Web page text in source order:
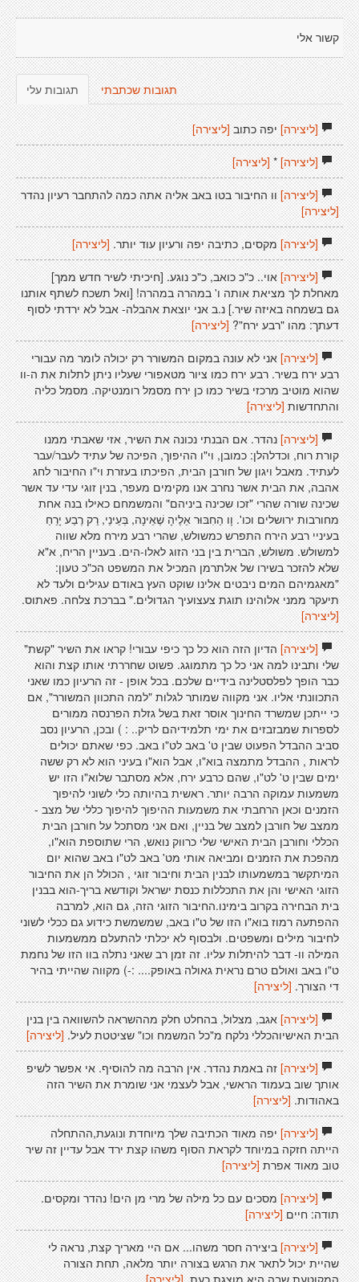
קשור אלי
תגובות עלי תגובות שכתבתי
[ליצירה]יפה כתוב [ליצירה]
[ליצירה]* [ליצירה]
[ליצירה]וו החיבור בטו באב אליה אתה כמה להתחבר רעיון נהדר
[ליצירה]
[ליצירה]מקסים, כתיבה יפה ורעיון עוד יותר.[ליצירה]
[ליצירה]אוי.. כ"כ כואב, כ"כ נוגע. [חיכיתי לשיר חדש ממך]
מאחלת לך מציאת אותה ו' במהרה במהרה! [ואל תשכח לשתף אותנו
גם בשמחה באיזה שיר.] נ.ב אני יוצאת אהבלה- אבל לא ירדתי לסוף
דעתך: מהו "רבע ירח"? [ליצירה]
[ליצירה]אני לא עונה במקום המשורר רק יכולה לומר מה עבורי
רבע ירח בשיר. רבע ירח כמו ציור מטאפורי שעליו ניתן לתלות את ה-וו
שהוא מוטיב מרכזי בשיר כמו כן ירח מסמל רומנטיקה. מסמל כליה
והתחדשות[ליצירה]
[ליצירה]נהדר. אם הבנתי נכונה את השיר, אזי שאבתי ממנו
קורת רוח, וכדלהלן: כמובן, וי"ו ההיפוך, הפיכה של עתיד לעבר/עבר
לעתיד. מאבל ויגון של חורבן הבית, הפיכתו בעזרת וי"ו החיבור לחג
אהבה, את הבית אשר נחרב אנו מקימים מעפר, בנין זוגי עדי עד אשר
שכינה שורה שהרי "זכו שכינה ביניהם" והמשמחם כאילו בנה אחת
מחורבות ירושלים וכו'. וָו הַחִבּוּר אֵלֶיהָ שֶׁאֵינָה, בְּעֵינַי, רַק רֶבַע יָרֵחַ
בעיניי רבע הירח התפרש כמשולש, שהרי רבע מירח מלא שווה
למשולש. משולש, הברית בין בני הזוג לאלו-הים. בעניין הריח, א"א
שלא להזכר בשירו של אלתרמן המכיל את המשפט הכ"כ טעון:
"מאגמיהם המים ניבטים אלינו שוקט העץ באודם עגילים ולעד לא
תיעקר ממני אלוהינו תוגת צעצועיך הגדולים." בברכת צלחה. פאתוס.
[ליצירה]
[ליצירה]הדיון הזה הוא כל כך כיפי עבורי! קראו את השיר "קשת"
שלי ותבינו למה אני כל כך מתמוגג. פשוט שחררתי אותו קצת והוא
כבר הופך לפלסטלינה בידיים שלכם. בכל אופן - זה הרעיון כמו שאני
התכוונתי אליו. אני מקווה שמותר לגלות "למה התכוון המשורר", אם
כי ייתכן שמשרד החינוך אוסר זאת בשל גזלת הפרנסה ממורים
לספרות שמבזבזים את ימי תלמידיהם לריק.. : ) ובכן, הרעיון נסב
סביב ההבדל הפעוט שבין ט' באב לט"ו באב. כפי שאתם יכולים
לראות , ההבדל מתמצה בוא"ו, אבל הוא"ו בעיני הוא לא רק ששה
ימים שבין ט' לט"ו, שהם כרבע ירח, אלא מסתבר שלוא"ו הזו יש
משמעות עמוקה הרבה יותר. ראשית בהיותה כלי לשוני להיפוך
הזמנים וכאן הרחבתי את משמעות ההיפוך להיפוך כללי של מצב -
ממצב של חורבן למצב של בניין, ואם אני מסתכל על חורבן הבית
הכללי וחורבן הבית האישי שלי כרווק נואש, הרי שתוספת הוא"ו,
מהפכת את הזמנים ומביאה אותי מט' באב לט"ו באב שהוא יום
המיתקשר במשמעותו לבנין הבית וחיבור זוגי , הכולל הן את החיבור
הזוגי האישי והן את התכללות כנסת ישראל וקודשא בריך-הוא בבנין
בית הבחירה בקרוב בימינו.החיבור הזוגי הזה, גם הוא, למרבה
ההפתעה רמוז בוא"ו הזו של ט"ו באב, שמשמשת כידוע גם ככלי לשוני
לחיבור מילים ומשפטים. ולבסוף לא יכלתי להתעלם ממשמעות
המילה וו- דבר להיתלות עליו. זה זמן רב שאני נתלה בוו הזו של נחמת
ט"ו באב ואולם טרם נראית גאולה באופק.... :-) מקווה שהייתי בהיר
די הצורך. [ליצירה]
[ליצירה]אגב, מצלול, בהחלט חלק מההשראה להשוואה בין בנין
הבית האישיוהכללי נלקח מ"כל המשמח וכו" שציטטת לעיל.[ליצירה]
[ליצירה]זה באמת נהדר. אין הרבה מה להוסיף. אי אפשר לשיפ
אותך שוב בעמוד הראשי, אבל לעצמי אני שומרת את השיר הזה
באהודות. [ליצירה]
[ליצירה]יפה מאוד הכתיבה שלך מיוחדת ונוגעת,ההתחלה
הייתה חזקה במיוחד לקראת הסוף משהו קצת ירד אבל עדיין זה שיר
טוב מאוד אפרת [ליצירה]
[ליצירה]מסכים עם כל מילה של מרי מן הים! נהדר ומקסים.
תודה: חיים [ליצירה]
[ליצירה]ביצירה חסר משהו... אם היי מאריך קצת, נראה לי
שהיית יכול לתאר את הרגש בצורה יותר מלאה, תחת הצורה
המקוטעת שבה היא מוצגת כעת. [ליצירה]